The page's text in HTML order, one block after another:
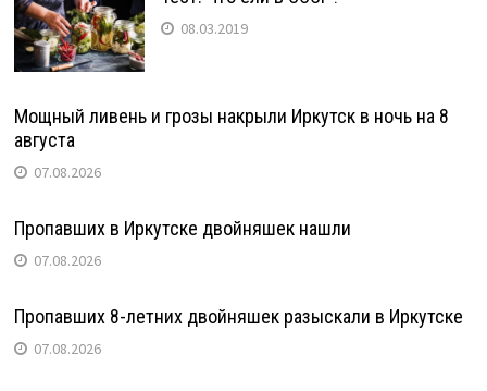
08.03.2019
Мощный ливень и грозы накрыли Иркутск в ночь на 8
августа
07.08.2026
Пропавших в Иркутске двойняшек нашли
07.08.2026
Пропавших 8-летних двойняшек разыскали в Иркутске
07.08.2026